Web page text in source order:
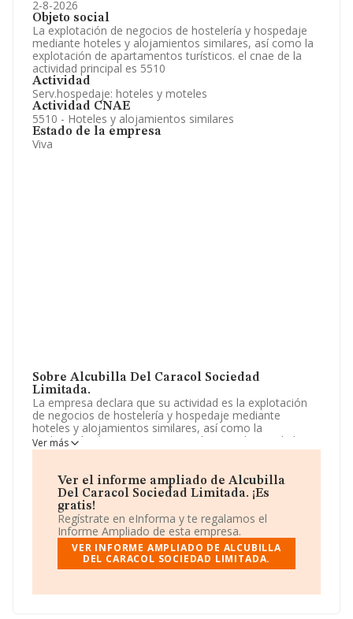
2-8-2026
Objeto social
La explotación de negocios de hostelería y hospedaje
mediante hoteles y alojamientos similares, así como la
explotación de apartamentos turísticos. el cnae de la
actividad principal es 5510
Actividad
Serv.hospedaje: hoteles y moteles
Actividad CNAE
5510 - Hoteles y alojamientos similares
Estado de la empresa
Viva
Sobre Alcubilla Del Caracol Sociedad
Limitada.
La empresa declara que su actividad es la explotación
de negocios de hostelería y hospedaje mediante
hoteles y alojamientos similares, así como la
explotación de apartamentos turísticos. el cnae de la
actividad principal es 5510. La sociedad está inscrita en
actividad CNAE es 'Hoteles y alojamientos similares' con
código 5510. La empresa no tiene actividad en
mercados exteriores.
La plantilla permanece igual y según los datos a
disposición de INFORMA, ha tenido un número de
empleados por debajo de la media de sector.
INFORMA, atendiendo a los niveles de facturación de la
Ver más
Ver el informe ampliado de Alcubilla
Del Caracol Sociedad Limitada. ¡Es
gratis!
Regístrate en eInforma y te regalamos el
Informe Ampliado de esta empresa.
VER INFORME AMPLIADO DE ALCUBILLA
DEL CARACOL SOCIEDAD LIMITADA.